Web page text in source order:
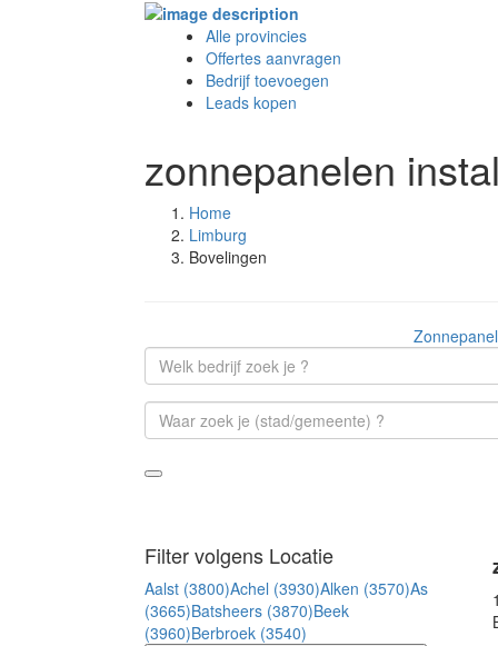
Alle provincies
Offertes aanvragen
Bedrijf toevoegen
Leads kopen
zonnepanelen
Home
Limburg
Bovelingen
Filter volgens Locatie
Aalst (3800)Achel (3930)Alken (3570)As
(3665)Batsheers (3870)Beek
(3960)Berbroek (3540)